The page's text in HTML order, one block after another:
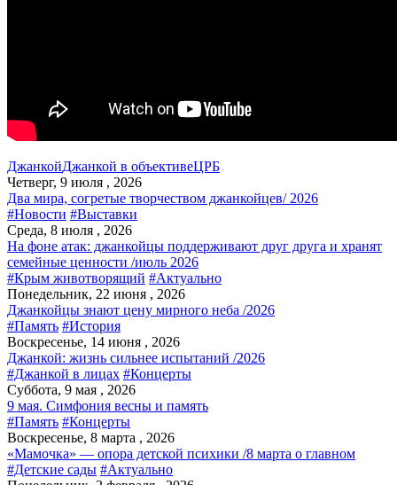
ДжанкойДжанкой в объективеЦРБ
Четверг, 9 июля , 2026
Два мира, согретые творчеством джанкойцев/ 2026
#Новости #Выставки
Среда, 8 июля , 2026
На фоне атак: джанкойцы поддерживают друг друга и хранят
семейные ценности /июль 2026
#Крым животворящий #Актуально
Понедельник, 22 июня , 2026
Джанкойцы знают цену мирного неба /2026
#Память #История
Воскресенье, 14 июня , 2026
Джанкой: жизнь сильнее испытаний /2026
#Джанкой в лицах #Концерты
Суббота, 9 мая , 2026
9 мая. Симфония весны и память
#Память #Концерты
Воскресенье, 8 марта , 2026
«Мамочка» — опора детской психики /8 марта о главном
#Детские сады #Актуально